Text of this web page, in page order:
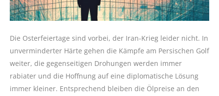
Die Osterfeiertage sind vorbei, der Iran-Krieg leider nicht. In
unverminderter Härte gehen die Kämpfe am Persischen Golf
weiter, die gegenseitigen Drohungen werden immer
rabiater und die Hoffnung auf eine diplomatische Lösung
immer kleiner. Entsprechend bleiben die Ölpreise an den